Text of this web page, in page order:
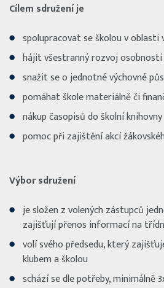
Cílem sdružení je
spolupracovat se školou v oblasti
hájit všestranný rozvoj osobnosti
snažit se o jednotné výchovné
pomáhat škole materiálně či
nákup časopisů do školní knihovny
pomoc při zajištění akcí
Výbor sdružení
je složen z volených zástupců
zajišťují přenos informací na
volí svého předsedu, který
klubem a školou
schází se dle potřeby, minimálně